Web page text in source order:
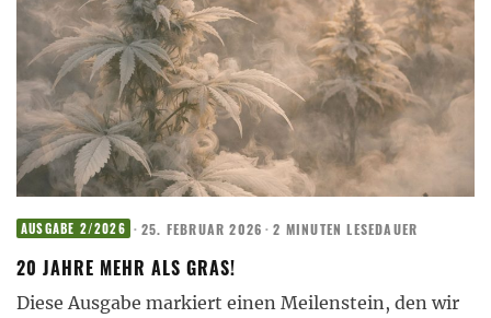
AUSGABE 2/2026 · 25. FEBRUAR 2026 · 2 MINUTEN LESEDAUER
20 JAHRE MEHR ALS GRAS!
Diese Ausgabe markiert einen Meilenstein, den wir